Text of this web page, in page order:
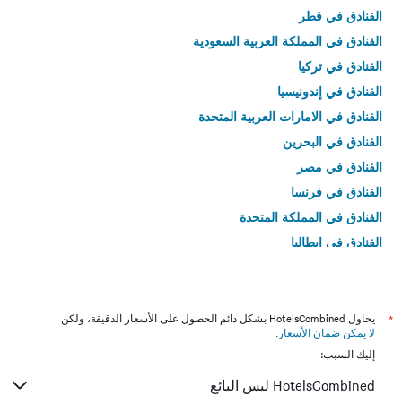
الفنادق في قطر
الفنادق في المملكة العربية السعودية
الفنادق في تركيا
الفنادق في إندونيسيا
الفنادق في الامارات العربية المتحدة
الفنادق في البحرين
الفنادق في مصر
الفنادق في فرنسا
الفنادق في المملكة المتحدة
الفنادق في إيطاليا
*
يحاول HotelsCombined بشكل دائم الحصول على الأسعار الدقيقة، ولكن
لا يمكن ضمان الأسعار .
إليك السبب:
HotelsCombined ليس البائع